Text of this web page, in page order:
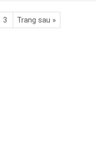
3 Trang sau »